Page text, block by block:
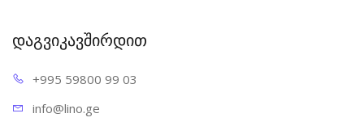
დაგვიკავშირდით
+995 59800 99 03
info@lino.ge